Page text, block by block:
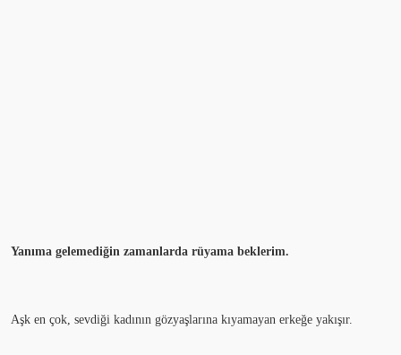
Yanıma gelemediğin zamanlarda rüyama beklerim.
Aşk en çok, sevdiği kadının gözyaşlarına kıyamayan erkeğe yakışır.